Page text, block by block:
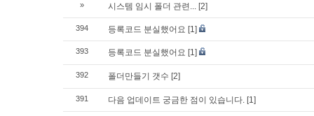
» 시스템 임시 폴더 관련... [2]
394 등록코드 분실했어요 [1]
393 등록코드 분실했어요 [1]
392 폴더만들기 갯수 [2]
391 다음 업데이트 궁금한 점이 있습니다. [1]